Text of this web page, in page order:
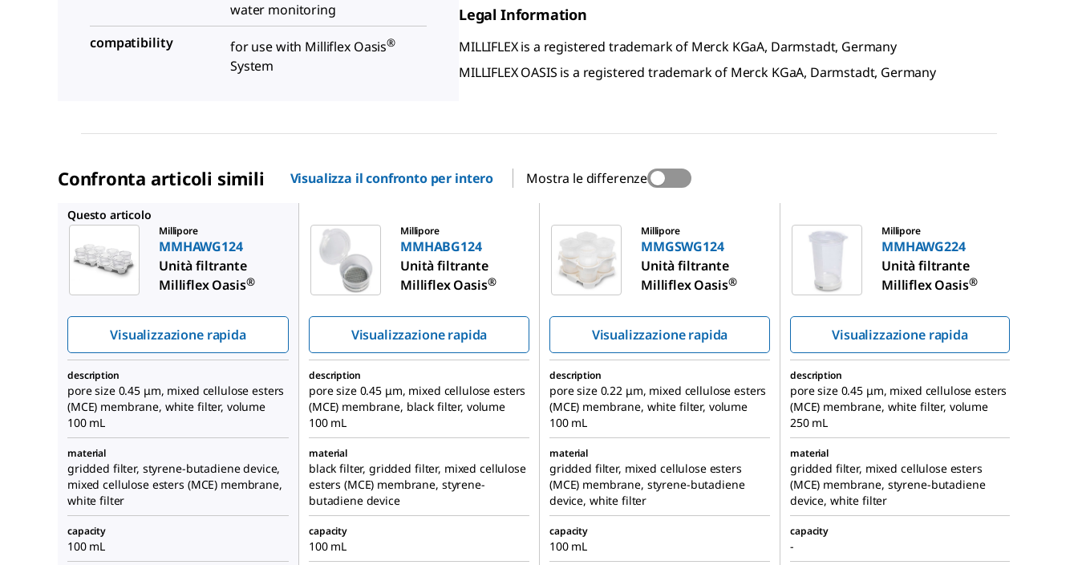
water monitoring
compatibility
for use with Milliflex Oasis®
System
Legal Information
MILLIFLEX is a registered trademark of Merck KGaA, Darmstadt, Germany
MILLIFLEX OASIS is a registered trademark of Merck KGaA, Darmstadt, Germany
Confronta articoli simili Visualizza il confronto per intero Mostra le differenze
Questo articolo
Millipore
MMHAWG124
Unità filtrante
Milliflex Oasis®
Visualizzazione rapida
Millipore
MMHABG124
Unità filtrante
Milliflex Oasis®
Visualizzazione rapida
Millipore
MMGSWG124
Unità filtrante
Milliflex Oasis®
Visualizzazione rapida
Millipore
MMHAWG224
Unità filtrante
Milliflex Oasis®
Visualizzazione rapida
description
pore size 0.45 μm, mixed cellulose esters
(MCE) membrane, white filter, volume
100 mL
description
pore size 0.45 μm, mixed cellulose esters
(MCE) membrane, black filter, volume
100 mL
description
pore size 0.22 μm, mixed cellulose esters
(MCE) membrane, white filter, volume
100 mL
description
pore size 0.45 μm, mixed cellulose esters
(MCE) membrane, white filter, volume
250 mL
material
gridded filter, styrene-butadiene device,
mixed cellulose esters (MCE) membrane,
white filter
material
black filter, gridded filter, mixed cellulose
esters (MCE) membrane, styrene-
butadiene device
material
gridded filter, mixed cellulose esters
(MCE) membrane, styrene-butadiene
device, white filter
material
gridded filter, mixed cellulose esters
(MCE) membrane, styrene-butadiene
device, white filter
capacity
100 mL
capacity
100 mL
capacity
100 mL
capacity
-